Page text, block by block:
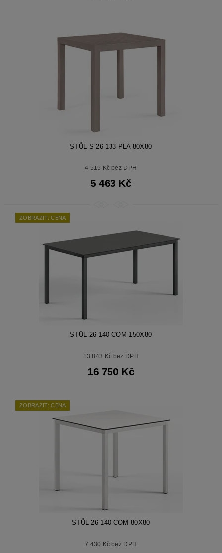
STŮL S 26-133 PLA 80X80
4 515 Kč bez DPH
5 463 Kč
ZOBRAZIT: CENA
STŮL 26-140 COM 150X80
13 843 Kč bez DPH
16 750 Kč
ZOBRAZIT: CENA
STŮL 26-140 COM 80X80
7 430 Kč bez DPH